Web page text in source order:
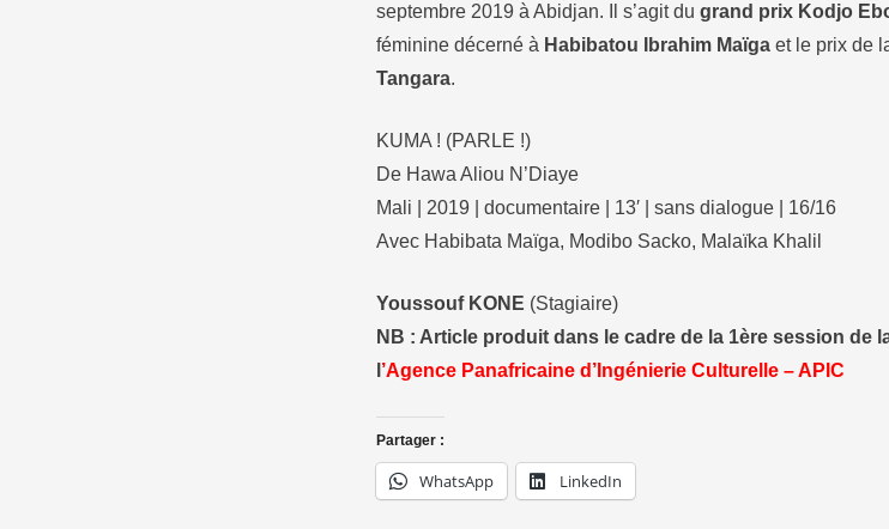
septembre 2019 à Abidjan. Il s’agit du grand prix Kodjo
féminine décerné à Habibatou Ibrahim Maïga et le prix de
Tangara.
KUMA ! (PARLE !)
De Hawa Aliou N’Diaye
Mali | 2019 | documentaire | 13′ | sans dialogue | 16/16
Avec Habibata Maïga, Modibo Sacko, Malaïka Khalil
Youssouf KONE (Stagiaire)
NB : Article produit dans le cadre de la 1ère session de
’Agence Panafricaine d’Ingénierie Culturelle – APIC
Partager :
WhatsApp LinkedIn